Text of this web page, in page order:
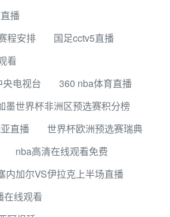
播
程安排
国足cctv5直播
看
电视台
360 nba体育直播
墨世界杯非洲区预选赛积分榜
直播
世界杯欧洲预选赛瑞典
nba高清在线观看免费
内加尔VS伊拉克上半场直播
在线观看